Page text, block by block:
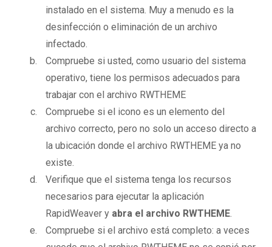
instalado en el sistema. Muy a menudo es la
desinfección o eliminación de un archivo
infectado.
Compruebe si usted, como usuario del sistema
operativo, tiene los permisos adecuados para
trabajar con el archivo RWTHEME
Compruebe si el icono es un elemento del
archivo correcto, pero no solo un acceso directo a
la ubicación donde el archivo RWTHEME ya no
existe.
Verifique que el sistema tenga los recursos
necesarios para ejecutar la aplicación
RapidWeaver y abra el archivo RWTHEME.
Compruebe si el archivo está completo: a veces